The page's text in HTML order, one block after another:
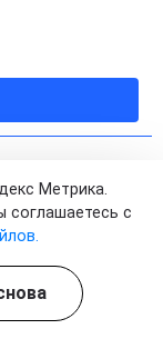
Метрика.
соглашаетесь с